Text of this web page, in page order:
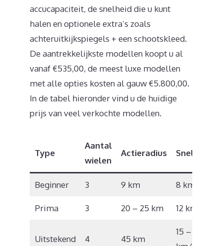
accucapaciteit, de snelheid die u kunt
halen en optionele extra’s zoals
achteruitkijkspiegels + een schootskleed.
De aantrekkelijkste modellen koopt u al
vanaf €535,00, de meest luxe modellen
met alle opties kosten al gauw €5.800,00.
In de tabel hieronder vind u de huidige
prijs van veel verkochte modellen.
Type
Aantal
wielen
Actieradius Snelheid
Beginner 3 9 km 8 km/u
Prima 3 20 – 25 km 12 km/u
Uitstekend 4 45 km
15 – 17